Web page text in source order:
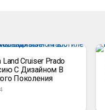
Cruiser Prado
С Дизайном В
Поколения